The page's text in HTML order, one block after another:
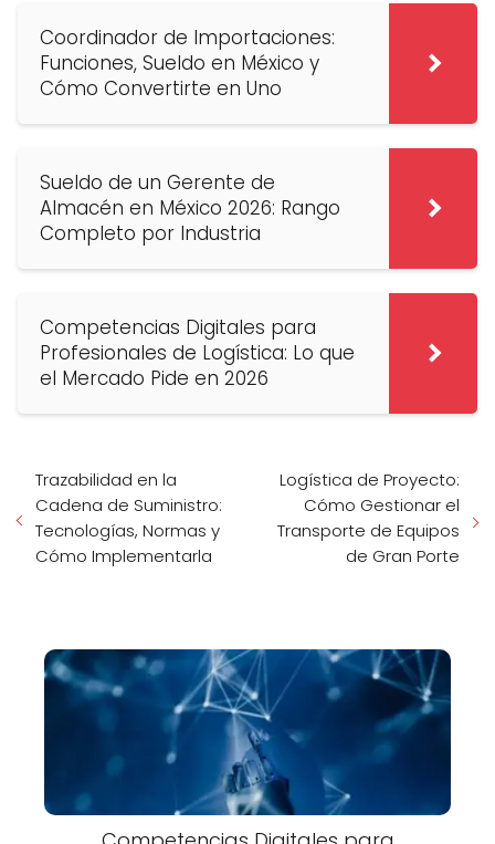
Coordinador de Importaciones:
Funciones, Sueldo en México y
Cómo Convertirte en Uno
Sueldo de un Gerente de
Almacén en México 2026: Rango
Completo por Industria
Competencias Digitales para
Profesionales de Logística: Lo que
el Mercado Pide en 2026
Trazabilidad en la
Cadena de Suministro:
Tecnologías, Normas y
Cómo Implementarla
Logística de Proyecto:
Cómo Gestionar el
Transporte de Equipos
de Gran Porte